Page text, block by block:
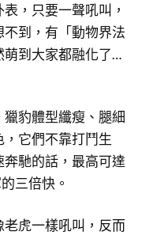
，只要一聲吼叫，
到，有「動物界法
萌到大家都融化了…
豹體型纖瘦、腿細
它們不靠打鬥生
馳的話，最高可達
三倍快。
虎一樣吼叫，反而